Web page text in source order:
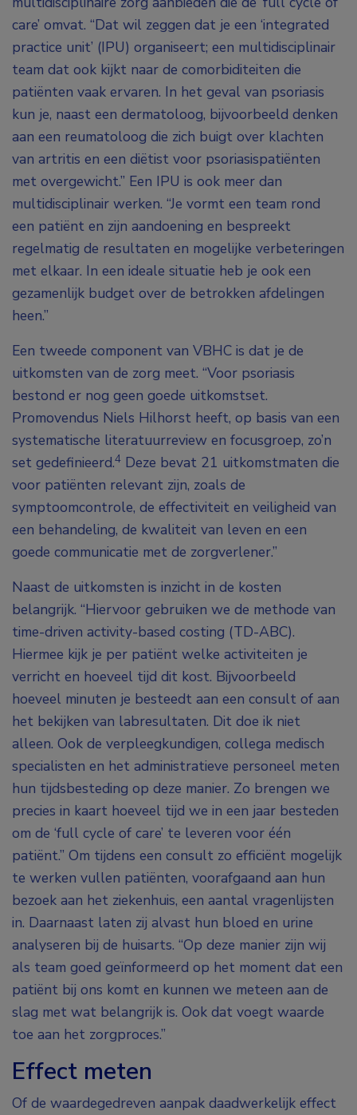
care’ omvat. “Dat wil zeggen dat je een ‘integrated
practice unit’ (IPU) organiseert; een multidisciplinair
team dat ook kijkt naar de comorbiditeiten die
patiënten vaak ervaren. In het geval van psoriasis
kun je, naast een dermatoloog, bijvoorbeeld denken
aan een reumatoloog die zich buigt over klachten
van artritis en een diëtist voor psoriasispatiënten
met overgewicht.” Een IPU is ook meer dan
multidisciplinair werken. “Je vormt een team rond
een patiënt en zijn aandoening en bespreekt
regelmatig de resultaten en mogelijke verbeteringen
met elkaar. In een ideale situatie heb je ook een
gezamenlijk budget over de betrokken afdelingen
heen.”
Een tweede component van VBHC is dat je de
uitkomsten van de zorg meet. “Voor psoriasis
bestond er nog geen goede uitkomstset.
Promovendus Niels Hilhorst heeft, op basis van een
systematische literatuurreview en focusgroep, zo’n
set gedefinieerd.4 Deze bevat 21 uitkomstmaten die
voor patiënten relevant zijn, zoals de
symptoomcontrole, de effectiviteit en veiligheid van
een behandeling, de kwaliteit van leven en een
goede communicatie met de zorgverlener.”
Naast de uitkomsten is inzicht in de kosten
belangrijk. “Hiervoor gebruiken we de methode van
time-driven activity-based costing (TD-ABC).
Hiermee kijk je per patiënt welke activiteiten je
verricht en hoeveel tijd dit kost. Bijvoorbeeld
hoeveel minuten je besteedt aan een consult of aan
het bekijken van labresultaten. Dit doe ik niet
alleen. Ook de verpleegkundigen, collega medisch
specialisten en het administratieve personeel meten
hun tijdsbesteding op deze manier. Zo brengen we
precies in kaart hoeveel tijd we in een jaar besteden
om de ‘full cycle of care’ te leveren voor één
patiënt.” Om tijdens een consult zo efficiënt mogelijk
te werken vullen patiënten, voorafgaand aan hun
bezoek aan het ziekenhuis, een aantal vragenlijsten
in. Daarnaast laten zij alvast hun bloed en urine
analyseren bij de huisarts. “Op deze manier zijn wij
als team goed geïnformeerd op het moment dat een
patiënt bij ons komt en kunnen we meteen aan de
slag met wat belangrijk is. Ook dat voegt waarde
toe aan het zorgproces.”
Effect meten
Of de waardegedreven aanpak daadwerkelijk effect